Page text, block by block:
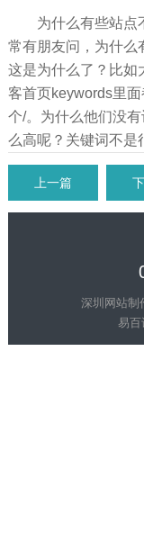
为什么有些站点
常有朋友问，为什么
这是为什么了？比如
客首页keywords里
个/。为什么他们没
么高呢？关键词不是
上一篇
深圳网站制
易